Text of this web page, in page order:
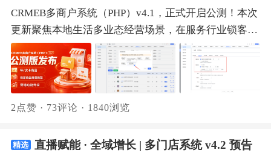
统计数据，多维度掌握运力表现，为调度优化和绩效管
理提供依据。平台有了自己的配送能力后，既可服务于
入驻商户，也能优化用户的使用体验，同时为平台在本
地即时零售领域的延伸提供了可落地的能力基础。 二、
店铺会员 店铺会员是v4.2将带来的另一大亮点功能。商
家可以搭建自己的会员管理体系、设置会员权益、开通
产。会员等级与权益：商家可自定义会员等级（最多10
盖。代理分销模式尤为适合：团长→代理商→员工三级
架构，快速组建区域推广网络，实现规模化铺货。
CRMEB Pro分销引擎｜三种模式灵活适配内置人人分
销、指定分销、满额分销三种模式，后台一键切换。支
持一二级分销层级，可开启自购返佣——用户自购拿一
级佣金，上级拿二级佣金，双重激励。推广方式涵盖商
品链接分享、商品海报、分销推广海报三种，满足不同
体系 × 团队分销分销员有完整等级成长体系，等级越高
额"——这是很多门店会员都会遇到的真实场景。v4.1的
组合支付功能，让客户下单支付更灵活。多端覆盖1. 移
动端 & PC端下单当账户余额小于应付金额时，系统自
动开启组合支付选项；支持余额与微信/支付宝/线下现
金支付方式自由组合，不够的部分用第二种方式补齐。
当账户余额充足时，系统智能屏蔽组合支付，流程更清
爽。2. 收银台组合支付组合方式：支持微信/支付宝、
录入其中一种支付金额，另一种自动核算，无需手算。
CRMEB多商户系统（PHP）v4.1，正式开启公测！本次
更新聚焦本地生活多业态经营场景，在服务行业锁客、
平台业态规整、营销活动适配商圈、区域招商拓店等维
度持续发力，为城市、商圈、商城提供更全能的多场景
数字化电商解决方案。无论你是平台运营者、商圈代理
力：年/次卡商品让服务行业锁客更轻松、管理更高效
营。主流营销活动全面适配同城配送与到店自提模式，
2点赞 · 73评论 · 1840浏览
精选 直播赋能 · 全域增长 | 多门店系统 v4.2 预告